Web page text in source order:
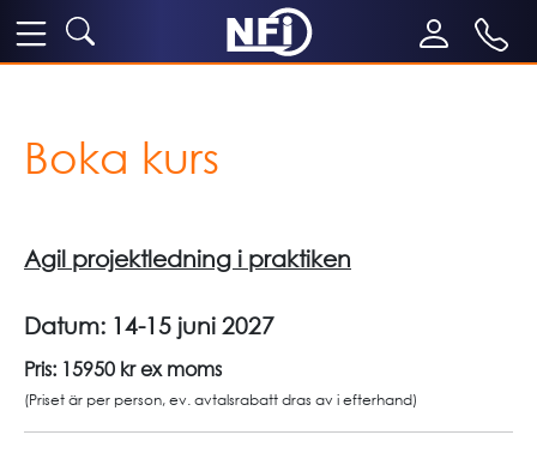
Boka kurs
Agil projektledning i praktiken
Datum: 14-15 juni 2027
Pris: 15950 kr ex moms
(Priset är per person, ev. avtalsrabatt dras av i efterhand)